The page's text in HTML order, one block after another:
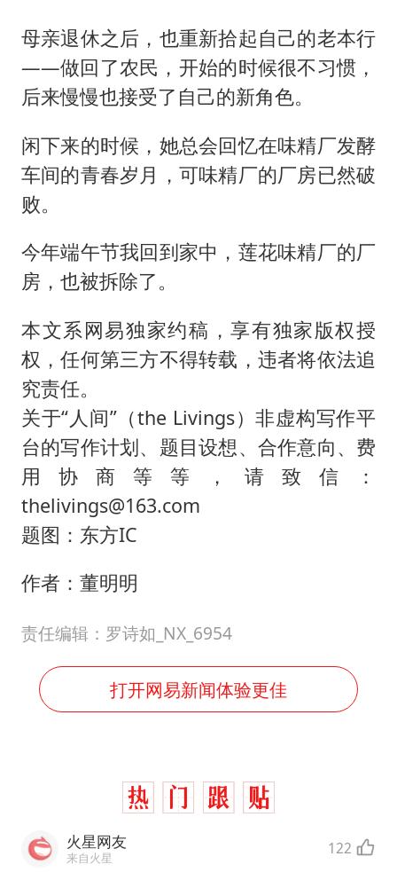
母亲退休之后，也重新拾起自己的老本行
——做回了农民，开始的时候很不习惯，
后来慢慢也接受了自己的新角色。
闲下来的时候，她总会回忆在味精厂发酵
车间的青春岁月，可味精厂的厂房已然破
败。
今年端午节我回到家中，莲花味精厂的厂
房，也被拆除了。
本文系网易独家约稿，享有独家版权授
权，任何第三方不得转载，违者将依法追
究责任。
关于“人间”（the Livings）非虚构写作平
台的写作计划、题目设想、合作意向、费
用协商等等，请致信：
thelivings@163.com
题图：东方IC
作者：董明明
责任编辑：罗诗如_NX_6954
打开网易新闻体验更佳
火星网友
来自火星 122